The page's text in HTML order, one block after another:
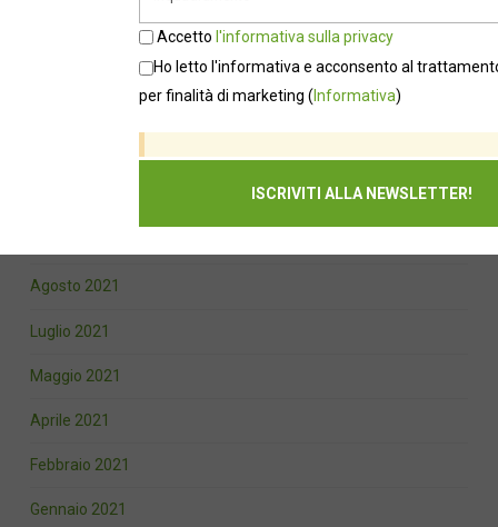
Agosto 2021
Luglio 2021
Maggio 2021
Aprile 2021
Febbraio 2021
Gennaio 2021
Accetto l'informativa sulla privacy
Ho letto l'informativa e acconsento al
per finalità di marketing ( Informativa)